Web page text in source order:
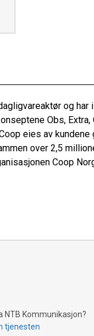
og har
Obs,
eies av
over 2,5
Coop
NTB Kommunikasjon?
tjenesten